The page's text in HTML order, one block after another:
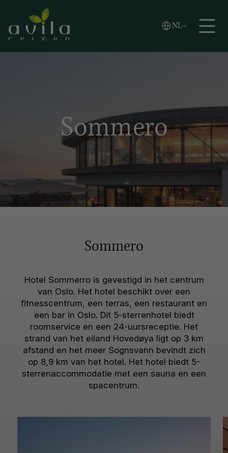
Zoeken
NL
Vlaams
English
Sommero
Sommero
Hotel Sommerro is gevestigd in het centrum
van Oslo. Het hotel beschikt over een
fitnesscentrum, een terras, een restaurant en
een bar in Oslo. Dit 5-sterrenhotel biedt
roomservice en een 24-uursreceptie. Het
strand van het eiland Hovedøya ligt op 3 km
afstand en het meer Sognsvann bevindt zich
op 8,9 km van het hotel. Het hotel biedt 5-
sterrenaccommodatie met een sauna en een
spacentrum.